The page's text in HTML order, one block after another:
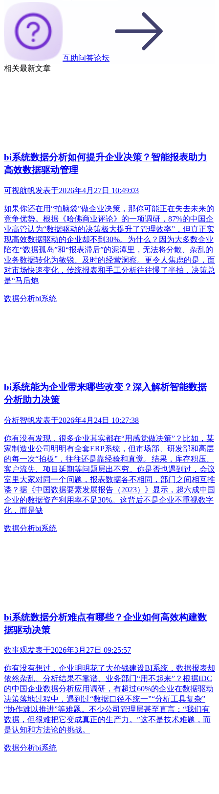
互助问答论坛
相关最新文章
bi系统数据分析如何提升企业决策？智能报表助力
高效数据驱动管理
可视航帆发表于2026年4月27日 10:49:03
如果你还在用“拍脑袋”做企业决策，那你可能正在失去未来的
竞争优势。根据《哈佛商业评论》的一项调研，87%的中国企
业高管认为“数据驱动的决策极大提升了管理效率”，但真正实
现高效数据驱动的企业却不到30%。为什么？因为大多数企业
陷在“数据孤岛”和“报表滞后”的泥潭里，无法将分散、杂乱的
业务数据转化为敏锐、及时的经营洞察。更令人焦虑的是，面
对市场快速变化，传统报表和手工分析往往慢了半拍，决策总
是“马后炮
数据分析bi系统
bi系统能为企业带来哪些改变？深入解析智能数据
分析助力决策
分析智帆发表于2026年4月24日 10:27:38
你有没有发现，很多企业其实都在“用感觉做决策”？比如，某
家制造业公司明明有全套ERP系统，但市场部、研发部和高层
的每一次“拍板”，往往还是靠经验和直觉。结果，库存积压、
客户流失、项目延期等问题层出不穷。你是否也遇到过，会议
室里大家对同一个问题，报表数据各不相同，部门之间相互推
诿？据《中国数据要素发展报告（2023）》显示，超六成中国
企业的数据资产利用率不足30%。这背后不是企业不重视数字
化，而是缺
数据分析bi系统
bi系统数据分析难点有哪些？企业如何高效构建数
据驱动决策
数事观发表于2026年3月27日 09:25:57
你有没有想过，企业明明花了大价钱建设BI系统，数据报表却
依然杂乱、分析结果不靠谱、业务部门“用不起来”？根据IDC
的中国企业数据分析应用调研，有超过60%的企业在数据驱动
决策落地过程中，遇到过“数据口径不统一”“分析工具复杂”
“协作难以推进”等难题。不少公司管理层甚至直言：“我们有
数据，但很难把它变成真正的生产力。”这不是技术难题，而
是认知和方法论的挑战。
数据分析bi系统